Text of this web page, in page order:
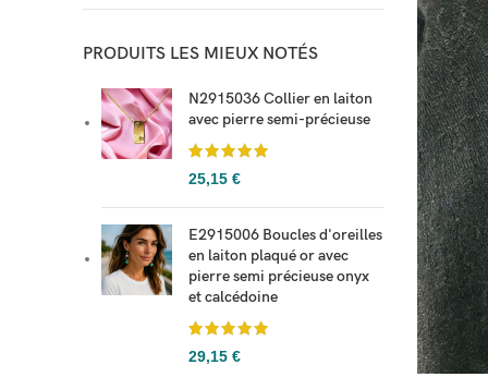
PRODUITS LES MIEUX NOTÉS
N2915036 Collier en laiton
avec pierre semi-précieuse
25,15 €
E2915006 Boucles d'oreilles
en laiton plaqué or avec
pierre semi précieuse onyx
et calcédoine
29,15 €